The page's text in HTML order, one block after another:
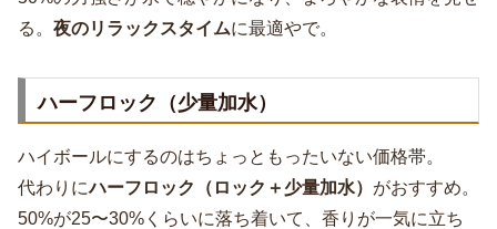
る。 夜のリラックスタイムに最適やで。
ハーフロック（少量加水）
ハイボールにするのはちょっともったいない価格帯。
代わりにハーフロック（ロック＋少量加水） がおすすめ。
50%が25〜30%くらいに落ち着いて、香りが一気に立ち